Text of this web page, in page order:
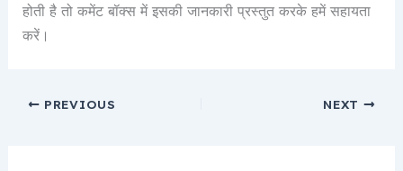
होती है तो कमेंट बॉक्स में इसकी जानकारी प्रस्तुत करके हमें सहायता
करें।
PREVIOUS NEXT